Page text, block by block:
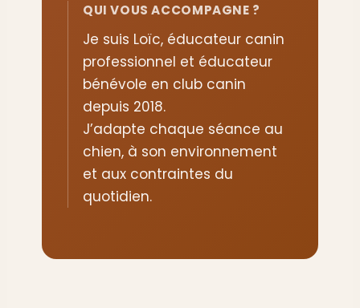
QUI VOUS ACCOMPAGNE ?
Je suis Loïc, éducateur canin
professionnel et éducateur
bénévole en club canin
depuis 2018.
J’adapte chaque séance au
chien, à son environnement
et aux contraintes du
quotidien.